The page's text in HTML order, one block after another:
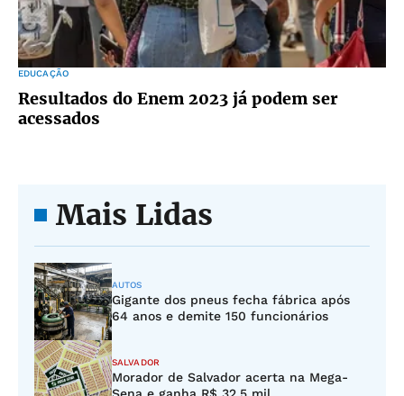
EDUCAÇÃO
Resultados do Enem 2023 já podem ser
acessados
Mais Lidas
AUTOS
Gigante dos pneus fecha fábrica após
64 anos e demite 150 funcionários
SALVADOR
Morador de Salvador acerta na Mega-